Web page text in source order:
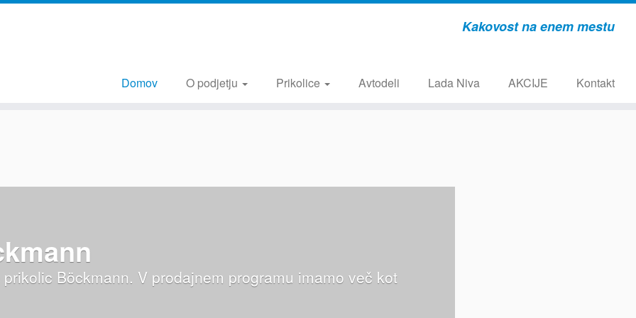
Kakovost na enem mestu
Domov O podjetju Prikolice Avtodeli Lada Niva AKCIJE Kontakt
Böckmann. V prodajnem programu imamo več kot